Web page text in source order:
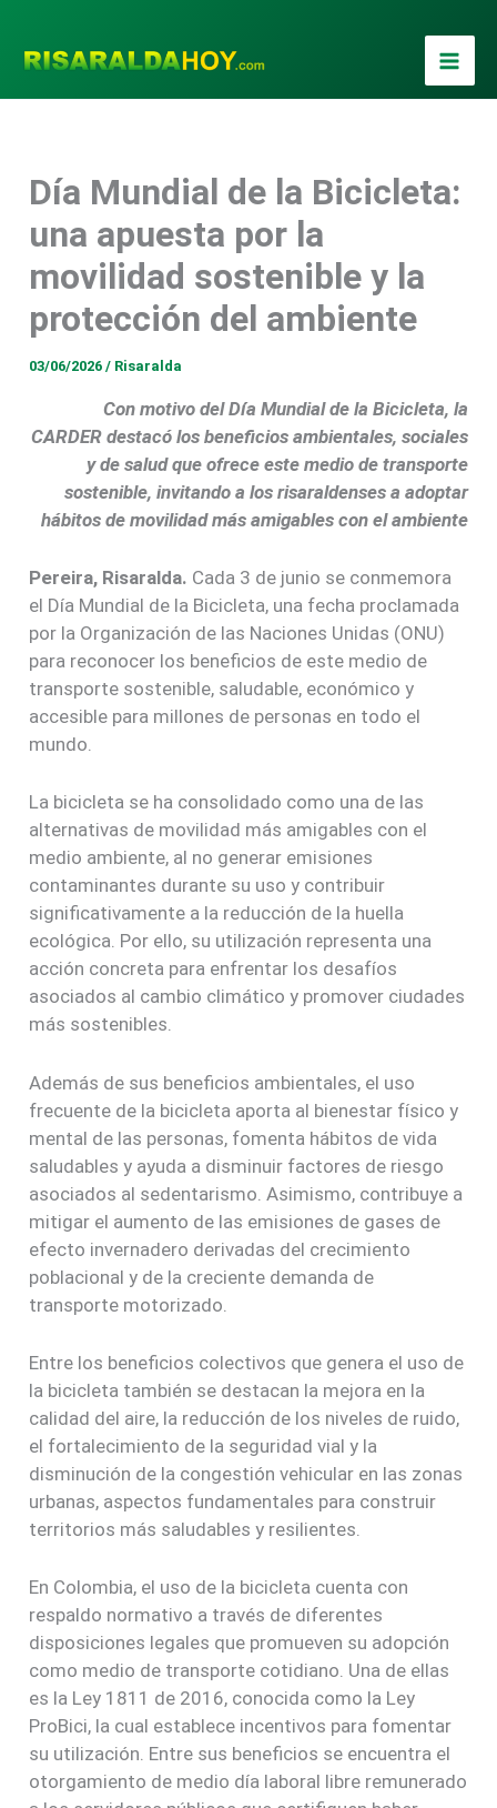
contenido
Día Mundial de la Bicicleta:
una apuesta por la
movilidad sostenible y la
protección del ambiente
03/06/2026/ Risaralda
Con motivo del Día Mundial de la Bicicleta, la
CARDER destacó los beneficios ambientales, sociales
y de salud que ofrece este medio de transporte
sostenible, invitando a los risaraldenses a adoptar
hábitos de movilidad más amigables con el ambiente
Pereira, Risaralda. Cada 3 de junio se conmemora
el Día Mundial de la Bicicleta, una fecha proclamada
por la Organización de las Naciones Unidas (ONU)
para reconocer los beneficios de este medio de
transporte sostenible, saludable, económico y
accesible para millones de personas en todo el
mundo.
La bicicleta se ha consolidado como una de las
alternativas de movilidad más amigables con el
medio ambiente, al no generar emisiones
contaminantes durante su uso y contribuir
significativamente a la reducción de la huella
ecológica. Por ello, su utilización representa una
acción concreta para enfrentar los desafíos
asociados al cambio climático y promover ciudades
más sostenibles.
Además de sus beneficios ambientales, el uso
frecuente de la bicicleta aporta al bienestar físico y
mental de las personas, fomenta hábitos de vida
saludables y ayuda a disminuir factores de riesgo
asociados al sedentarismo. Asimismo, contribuye a
mitigar el aumento de las emisiones de gases de
efecto invernadero derivadas del crecimiento
poblacional y de la creciente demanda de
transporte motorizado.
Entre los beneficios colectivos que genera el uso de
la bicicleta también se destacan la mejora en la
calidad del aire, la reducción de los niveles de ruido,
el fortalecimiento de la seguridad vial y la
disminución de la congestión vehicular en las zonas
urbanas, aspectos fundamentales para construir
territorios más saludables y resilientes.
En Colombia, el uso de la bicicleta cuenta con
respaldo normativo a través de diferentes
disposiciones legales que promueven su adopción
como medio de transporte cotidiano. Una de ellas
es la Ley 1811 de 2016, conocida como la Ley
ProBici, la cual establece incentivos para fomentar
su utilización. Entre sus beneficios se encuentra el
otorgamiento de medio día laboral libre remunerado